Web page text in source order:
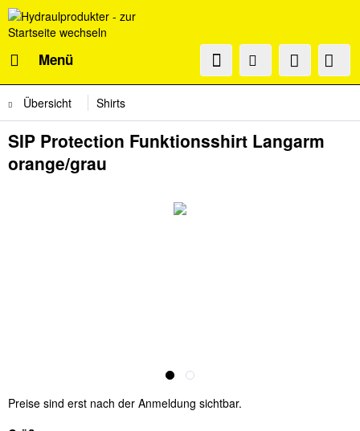
Menü
Übersicht Shirts
SIP Protection Funktionsshirt Langarm
orange/grau
Preise sind erst nach der Anmeldung sichtbar.